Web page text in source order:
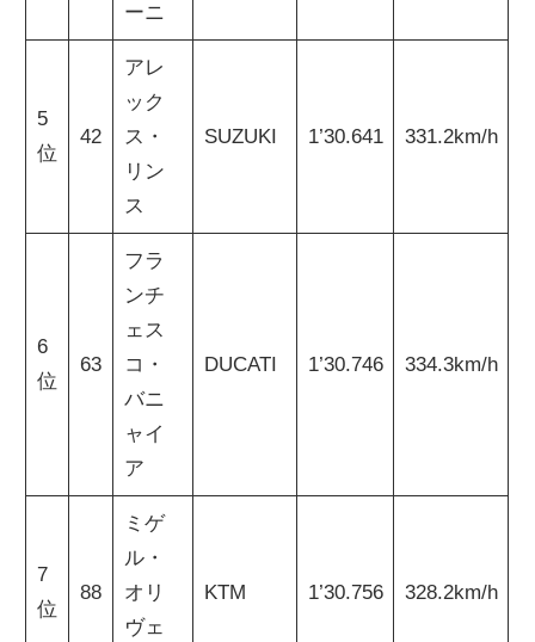
ーニ
5
位
42
アレ
ック
ス・
リン
ス
SUZUKI 1’30.641 331.2km/h
6
位
63
フラ
ンチ
ェス
コ・
バニ
ャイ
ア
DUCATI 1’30.746 334.3km/h
7
位
88
ミゲ
ル・
オリ
ヴェ
KTM 1’30.756 328.2km/h